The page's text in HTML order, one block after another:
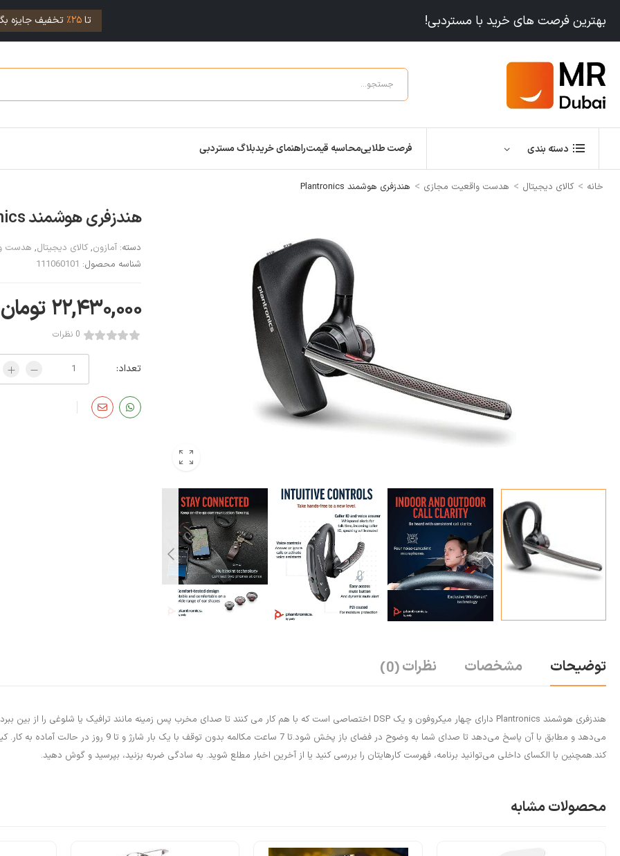
بهترین فرصت های خرید با مستردبی! تا25% تخفیف جایزه
دسته بندی فرصت طلاییمحاسبه قیمتراهنمای خریدبلاگ مستردبی
خانه > کالای دیجیتال > هدست واقعیت مجازی > هندزفری هوشمند Plantronics
هندزفری هوشمند Plantronics
دسته: آمازون,کالای دیجیتال, هدست
شناسه محصول: 111060101
۲۲,۴۳۰,۰۰۰ تومان
0 نظرات
تعداد:
توضیحات مشخصات نظرات(0)
کند.همچنین با الکسای داخلی می‌توانید برنامه، فهرست کارهایتان را بررسی کنید یا از آخرین اخبار مطلع شوید. به سادگی ضربه بزنید، بپرسید و گوش دهید.
محصولات مشابه